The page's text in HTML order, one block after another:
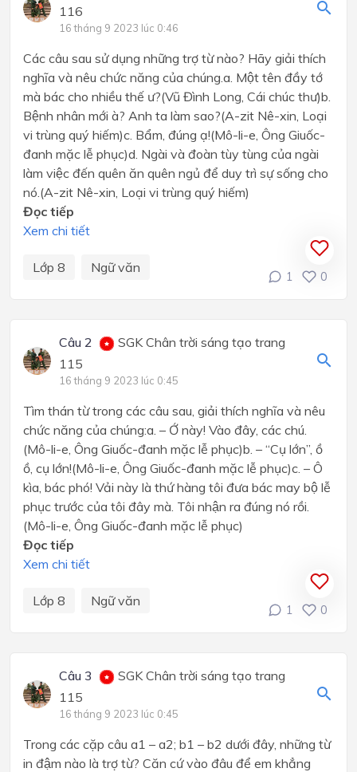
116
16 tháng 9 2023 lúc 0:46
Các câu sau sử dụng những trợ từ nào? Hãy giải thích
nghĩa và nêu chức năng của chúng.a. Một tên đầy tớ
mà bác cho nhiều thế ư?(Vũ Đình Long, Cái chúc thư)b.
Bệnh nhân mới à? Anh ta làm sao?(A-zit Nê-xin, Loại
vi trùng quý hiếm)c. Bẩm, đúng ạ!(Mô-li-e, Ông Giuốc-
đanh mặc lễ phục)d. Ngài và đoàn tùy tùng của ngài
làm việc đến quên ăn quên ngủ để duy trì sự sống cho
nó.(A-zit Nê-xin, Loại vi trùng quý hiếm)
Đọc tiếp
Xem chi tiết
Lớp 8 Ngữ văn
1 0
Câu 2
SGK Chân trời sáng tạo trang
115
16 tháng 9 2023 lúc 0:45
Tìm thán từ trong các câu sau, giải thích nghĩa và nêu
chức năng của chúng:a. – Ớ này! Vào đây, các chú.
(Mô-li-e, Ông Giuốc-đanh mặc lễ phục)b. – “Cụ lớn”, ồ
ồ, cụ lớn!(Mô-li-e, Ông Giuốc-đanh mặc lễ phục)c. – Ô
kìa, bác phó! Vải này là thứ hàng tôi đưa bác may bộ lễ
phục trước của tôi đây mà. Tôi nhận ra đúng nó rồi.
(Mô-li-e, Ông Giuốc-đanh mặc lễ phục)
Đọc tiếp
Xem chi tiết
Lớp 8 Ngữ văn
1 0
Câu 3
SGK Chân trời sáng tạo trang
115
16 tháng 9 2023 lúc 0:45
Trong các cặp câu a1 – a2; b1 – b2 dưới đây, những từ
in đậm nào là trợ từ? Căn cứ vào đâu để em khẳng